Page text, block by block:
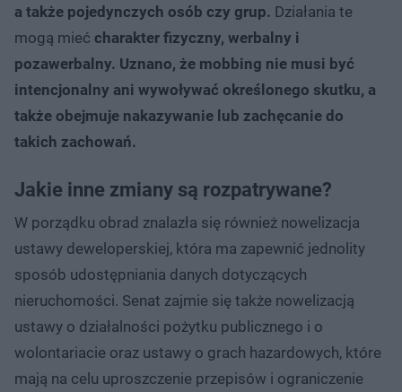
a także pojedynczych osób czy grup. Działania te
mogą mieć charakter fizyczny, werbalny i
pozawerbalny. Uznano, że mobbing nie musi być
intencjonalny ani wywoływać określonego skutku, a
także obejmuje nakazywanie lub zachęcanie do
takich zachowań.
Jakie inne zmiany są rozpatrywane?
W porządku obrad znalazła się również nowelizacja
ustawy deweloperskiej, która ma zapewnić jednolity
sposób udostępniania danych dotyczących
nieruchomości. Senat zajmie się także nowelizacją
ustawy o działalności pożytku publicznego i o
wolontariacie oraz ustawy o grach hazardowych, które
mają na celu uproszczenie przepisów i ograniczenie